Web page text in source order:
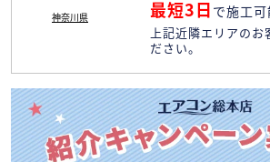
神奈川県 最短3日 で施工
上記近隣エリアのお
ださい。